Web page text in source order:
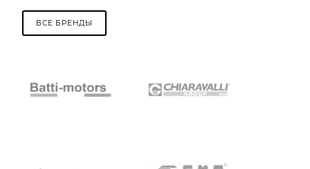
ВСЕ БРЕНДЫ